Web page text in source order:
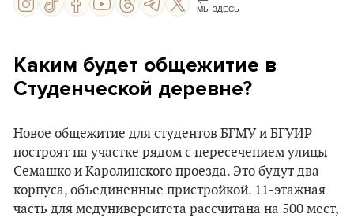
МЫ ЗДЕСЬ
Каким будет общежитие в
Студенческой деревне?
Новое общежитие для студентов БГМУ и БГУИР
построят на участке рядом с пересечением улицы
Семашко и Каролинского проезда. Это будут два
корпуса, объединенные пристройкой. 11-этажная
часть для медуниверситета рассчитана на 500 мест,